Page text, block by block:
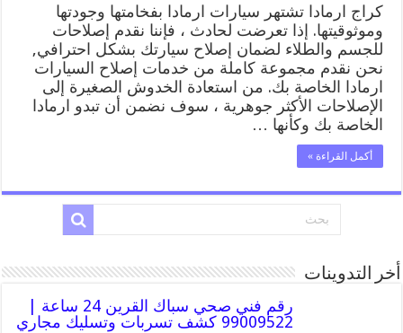
كراج ارمادا تشتهر سيارات ارمادا بفخامتها وجودتها
وموثوقيتها. إذا تعرضت لحادث ، فإننا نقدم إصلاحات
للجسم والطلاء لضمان إصلاح سيارتك بشكل احترافي,
نحن نقدم مجموعة كاملة من خدمات إصلاح السيارات
ارمادا الخاصة بك. من استعادة الخدوش الصغيرة إلى
الإصلاحات الأكثر جوهرية ، سوف نضمن أن تبدو ارمادا
الخاصة بك وكأنها …
أكمل القراءة »
أخر التدوينات
رقم فني صحي سباك القرين 24 ساعة |
99009522 كشف تسربات وتسليك مجاري